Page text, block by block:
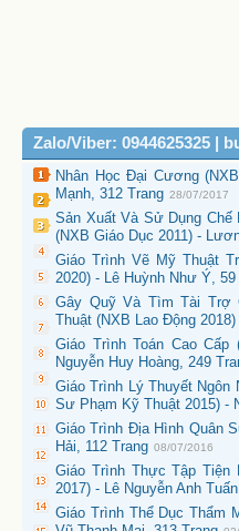
Zalo/Viber: 0944625325 |
Nhân Học Đại Cương
Mạnh, 312 Trang 28/07/2017
Sản Xuất Và Sử Dụng Chế
(NXB Giáo Dục 2011) -
Giáo Trình Vẽ Mỹ Thuật
2020) - Lê Huỳnh Như Ý, 59
Gây Quỹ Và Tìm Tài Trợ
Thuật (NXB Lao Động
Giáo Trình Toán Cao Cấp
Nguyễn Huy Hoàng, 249
Giáo Trình Lý Thuyết
Sư Phạm Kỹ Thuật 2015) -
Giáo Trình Địa Hình Quân
Hải, 112 Trang 08/07/2016
Giáo Trình Thực Tập Tiện
2017) - Lê Nguyễn Anh
Giáo Trình Thể Dục Thẩm